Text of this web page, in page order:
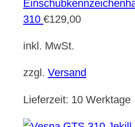
310 €129,00
inkl. MwSt.
zzgl. Versand
Lieferzeit: 10 Werktage